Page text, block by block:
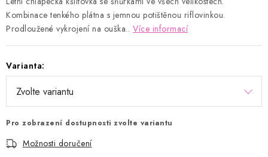
Kombinace tenkého plátna s jemnou potištěnou riflovinkou.
Prodloužené vykrojení na ouška.. Více informací
Varianta:
Pro zobrazení dostupnosti zvolte variantu
Možnosti doručení